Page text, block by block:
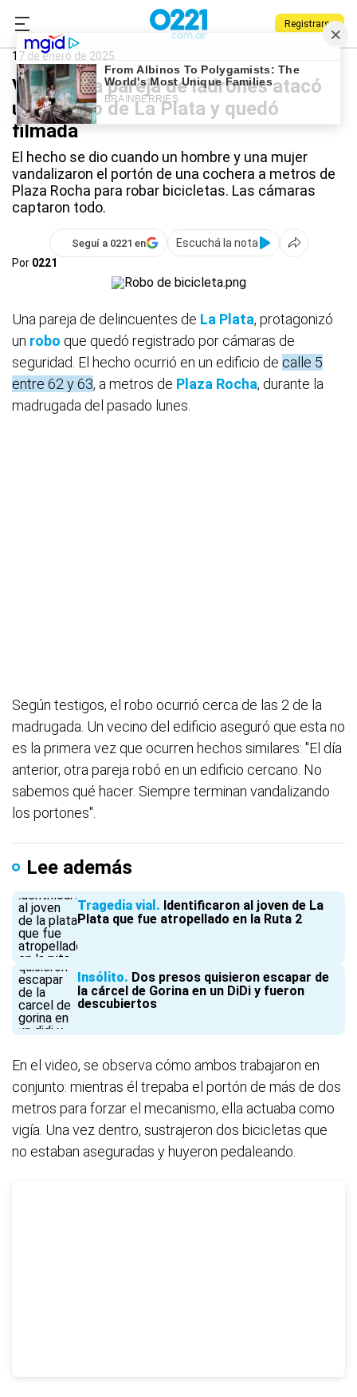
Registrarse
0221.com.ar
La Plata
17 de enero de 2025
Video: una pareja de ladrones atacó
un edificio de La Plata y quedó
filmada
El hecho se dio cuando un hombre y una mujer
vandalizaron el portón de una cochera a metros de
Plaza Rocha para robar bicicletas. Las cámaras
captaron todo.
Seguí a 0221 en
Escuchá la nota
Por 0221
Una pareja de delincuentes de La Plata, protagonizó
un robo que quedó registrado por cámaras de
seguridad. El hecho ocurrió en un edificio de calle 5
entre 62 y 63, a metros de Plaza Rocha, durante la
madrugada del pasado lunes.
Según testigos, el robo ocurrió cerca de las 2 de la
madrugada. Un vecino del edificio aseguró que esta no
es la primera vez que ocurren hechos similares: "El día
anterior, otra pareja robó en un edificio cercano. No
sabemos qué hacer. Siempre terminan vandalizando
los portones".
Lee además
Tragedia vial
Identificaron al joven de La
Plata que fue atropellado en la Ruta 2
Insólito Dos presos quisieron escapar de
la cárcel de Gorina en un DiDi y fueron
descubiertos
En el video, se observa cómo ambos trabajaron en
conjunto: mientras él trepaba el portón de más de dos
metros para forzar el mecanismo, ella actuaba como
vigía. Una vez dentro, sustrajeron dos bicicletas que
no estaban aseguradas y huyeron pedaleando.